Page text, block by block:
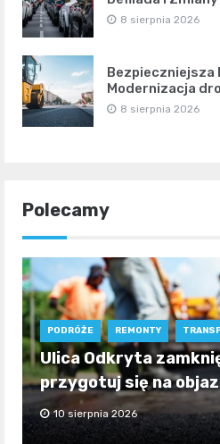
8 sierpnia 2026
Bezpieczniejsza
Modernizacja
8 sierpnia 2026
Polecamy
PODRÓŻE REMONTY
Ulica Odkryta
przygotuj się na
10 sierpnia 2026